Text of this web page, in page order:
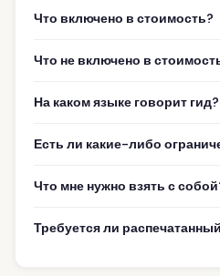
Что включено в стоимость?
Что не включено в
На каком языке говорит гид?
Есть ли какие-либо
Что мне нужно взять с
Требуется ли